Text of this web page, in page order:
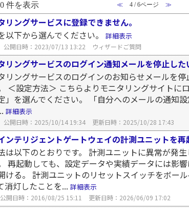
件を表示 ≪ 4 / 6ページ ≫
リングサービスに登録できません。
下から選んでください。
詳細表示
公開日時：2023/07/13 13:22 ウィザードご質問
リングサービスのログイン通知メールを停止した
リングサービスのログインのお知らせメールを
＜設定方法＞ こちらよりモニタリングサイトに
」を選んでください。 「自分へのメールの通知
詳細表示
公開日時：2025/10/14 19:34 更新日時：2025/10/28 17:43
ンテリジェントゲートウェイの計測ユニットを再
は以下のとおりです。 計測ユニットに異常が発
再起動しても、設定データや実績データには影
ける。 計測ユニットのリセットスイッチをボー
消灯したことを... 詳細表示
公開日時：2016/08/25 15:11 更新日時：2026/06/09 17:02